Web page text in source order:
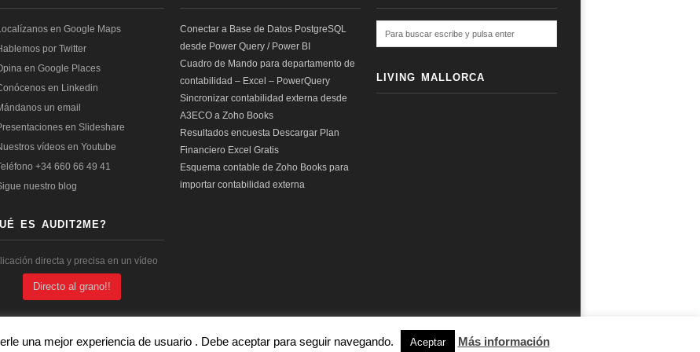
ES AUDIT2ME?
directa y precisa en un vídeo
Directo al grano!!
Conectar a Base de Datos PostgreSQL
desde Power Query / Power BI
Cuadro de Mando para departamento de
contabilidad – Excel – PowerQuery
Sincronizar contabilidad externa desde
A3ECO a Zoho Books
Resultados encuesta Descargar Plan
Financiero Excel Gratis
Esquema contable de Zoho Books para
importar contabilidad externa
LIVING MALLORCA
subir ↑
una mejor experiencia de usuario . Debe aceptar para seguir navegando. Aceptar Más información